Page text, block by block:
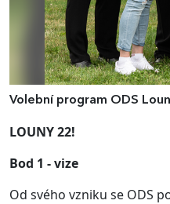
Volební program ODS
LOUNY 22!
Bod 1 - vize
Od svého vzniku se ODS